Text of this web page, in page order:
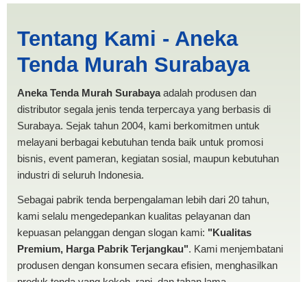
PRODUKSI ANEKA TENDA
MURAH
Tentang Kami - Aneka
Tenda Murah Surabaya
Aneka Tenda Murah Surabayaadalah produsen dan
distributor segala jenis tenda terpercaya yang berbasis di
Surabaya. Sejak tahun 2004, kami berkomitmen untuk
melayani berbagai kebutuhan tenda baik untuk promosi
bisnis, event pameran, kegiatan sosial, maupun kebutuhan
industri di seluruh Indonesia.
Sebagai pabrik tenda berpengalaman lebih dari 20 tahun,
kami selalu mengedepankan kualitas pelayanan dan
kepuasan pelanggan dengan slogan kami: "Kualitas
Premium, Harga Pabrik Terjangkau". Kami menjembatani
produsen dengan konsumen secara efisien, menghasilkan